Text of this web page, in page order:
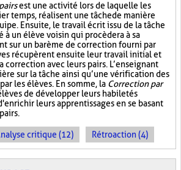
est une activité lors de laquelle les
temps, réalisent une tâche de manière
Ensuite, le travail écrit issu de la tâche
à un élève voisin qui procèdera à sa
sur un barème de correction fourni par
récupèrent ensuite leur travail initial et
correction avec leurs pairs. L’enseignant
sur la tâche ainsi qu’une vérification des
les élèves. En somme, la Correction par
de développer leurs habiletés
leurs apprentissages en se basant
critique (12) Rétroaction (4)